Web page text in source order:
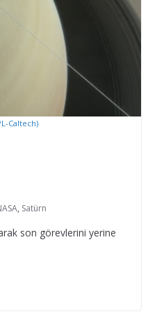
Caltech)
, Satürn
son görevlerini yerine